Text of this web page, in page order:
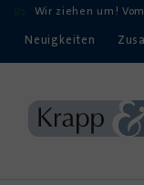
Wir ziehen um! Vom
Neuigkeiten